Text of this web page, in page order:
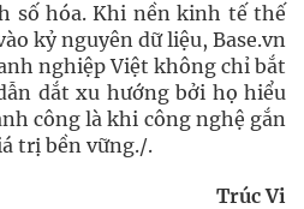
số hóa. Khi nền kinh tế thế
kỷ nguyên dữ liệu, Base.vn
nghiệp Việt không chỉ bắt
dắt xu hướng bởi họ hiểu
công là khi công nghệ gắn
trị bền vững./.
Trúc Vi